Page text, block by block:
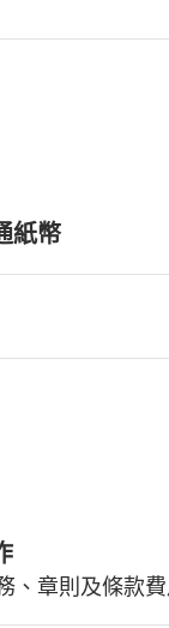
紙幣
、章則及條款